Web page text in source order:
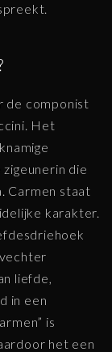
de componist
Het
die
Carmen staat
karakter.
liefde,
in een
is
het een